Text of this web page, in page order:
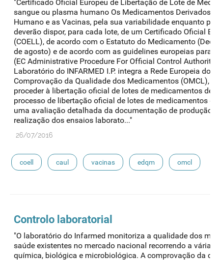
"Certificado Oficial Europeu de Libertação de Lote de
sangue ou plasma humano Os Medicamentos Derivados
Humano e as Vacinas, pela sua variabilidade enquanto
deverão dispor, para cada lote, de um Certificado Oficial
(COELL), de acordo com o Estatuto do Medicamento
de agosto) e de acordo com as guidelines europeias para
(EC Administrative Procedure For Official Control Authority
Laboratório do INFARMED I.P. integra a Rede Europeia
Comprovação da Qualidade dos Medicamentos (OMCL),
proceder à libertação oficial de lotes de medicamentos de
processo de libertação oficial de lotes de medicamentos
uma avaliação detalhada da documentação de produção
realização dos ensaios laborato..."
26/07/2016
coell caul vacinas edqm omcl
Controlo laboratorial
"O laboratório do Infarmed monitoriza a qualidade dos
saúde existentes no mercado nacional recorrendo a várias
química, biológica e microbiológica. A comprovação da